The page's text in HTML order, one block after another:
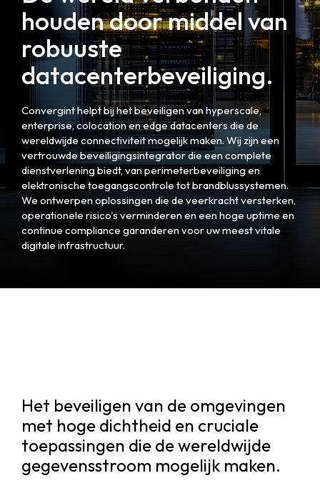
houden door middel van
robuuste
datacenterbeveiliging.
Convergint helpt bij het beveiligen van hyperscale,
enterprise, colocation en edge datacenters die de
wereldwijde connectiviteit mogelijk maken. Wij zijn een
vertrouwde beveiligingsintegrator die een complete
dienstverlening biedt, van perimeterbeveiliging en
elektronische toegangscontrole tot brandblussystemen.
We ontwerpen oplossingen die de veerkracht versterken,
operationele risico's verminderen en een hoge uptime en
continue compliance garanderen voor uw meest vitale
digitale infrastructuur.
Het beveiligen van de omgevingen
met hoge dichtheid en cruciale
toepassingen die de wereldwijde
gegevensstroom mogelijk maken.